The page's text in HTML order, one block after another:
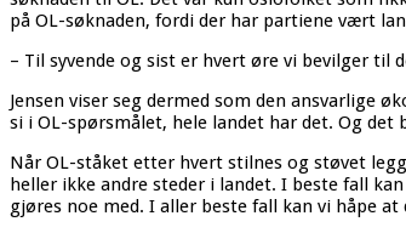
på OL-søknaden, fordi der har partiene vært
– Til syvende og sist er hvert øre vi bevilger til
Jensen viser seg dermed som den ansvarlige
si i OL-spørsmålet, hele landet har det. Og
Når OL-ståket etter hvert stilnes og støvet
heller ikke andre steder i landet. I beste fall
gjøres noe med. I aller beste fall kan vi håpe